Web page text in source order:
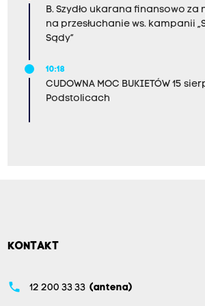
B. Szydło ukarana finansowo za
na przesłuchanie ws. kampanii
Sądy”
10:18
CUDOWNA MOC BUKIETÓW 15
Podstolicach
KONTAKT
phone 12 200 33 33 (antena)